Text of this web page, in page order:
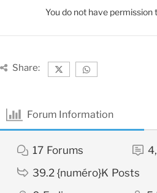
You do not have
Share:
Forum Information
17 Forums
39.2 {numéro}K Posts